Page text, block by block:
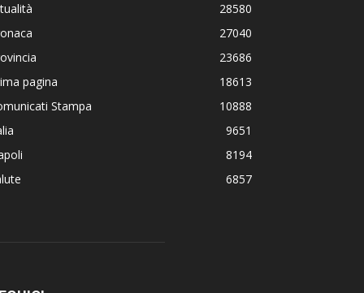
28580
27040
23686
pagina
18613
Stampa
10888
9651
8194
6857